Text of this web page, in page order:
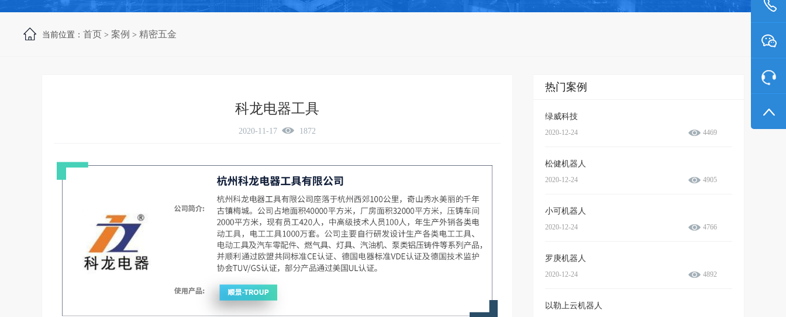
当前位置：首页 >案例 >精密五金
科龙电器工具
2020-11-17 1872
热门案例
绿威科技
2020-12-24 4469
松健机器人
2020-12-24 4905
小可机器人
2020-12-24 4766
罗庚机器人
2020-12-24 4892
以勒上云机器人